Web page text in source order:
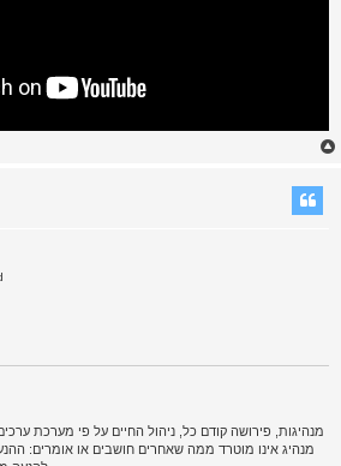
מנהיג אינו מוטרד ממה שאחרים חושבים או אומרים: